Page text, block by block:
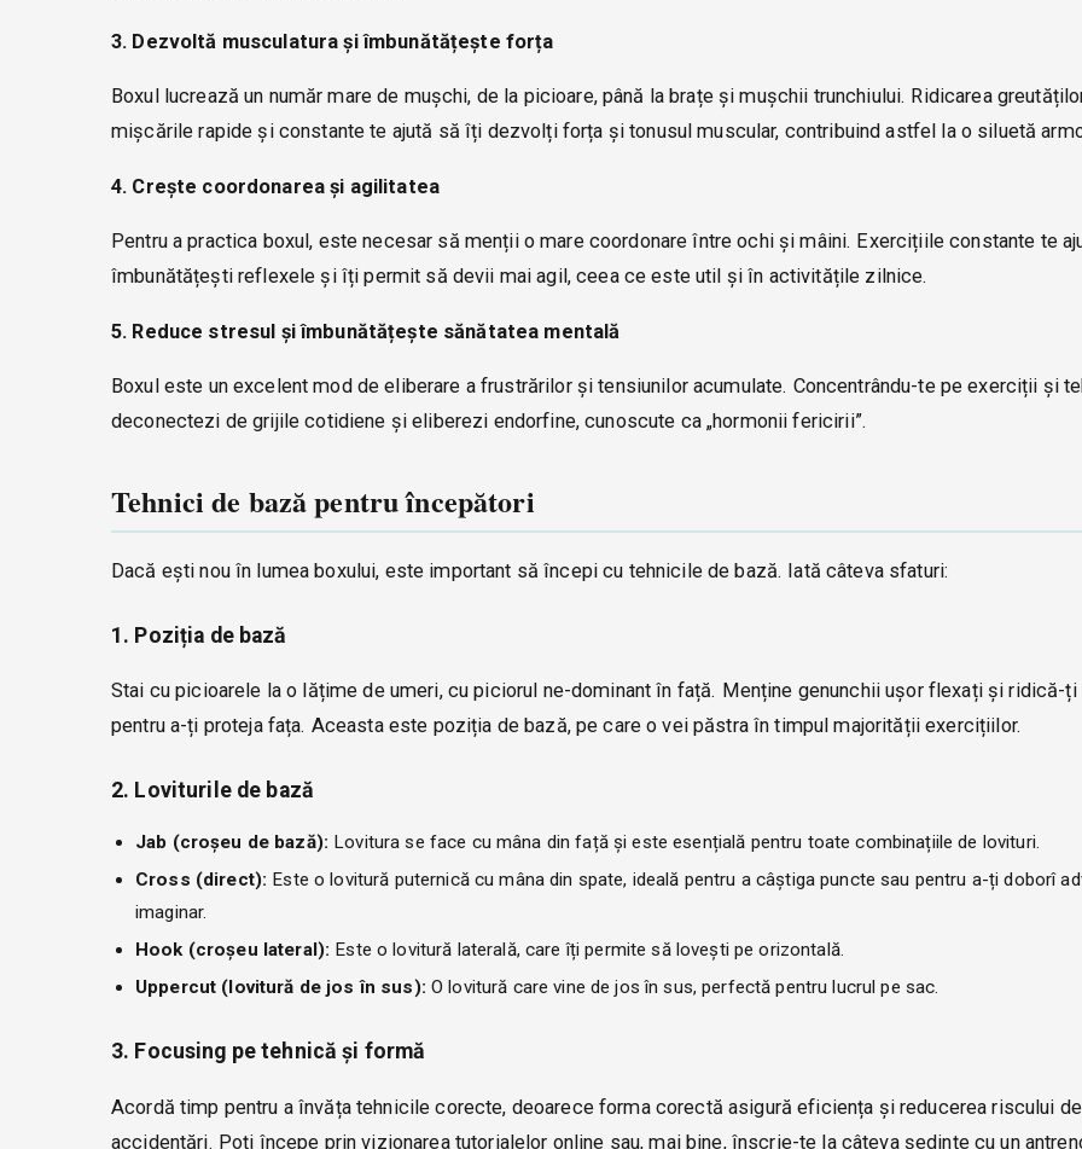
3. Dezvoltă musculatura și îmbunătățește forța
Boxul lucrează un număr mare de mușchi, de la picioare, până la brațe și mușchii trunchiului. Ridicarea
mișcările rapide și constante te ajută să îți dezvolți forța și tonusul muscular, contribuind astfel la o siluetă
4. Crește coordonarea și agilitatea
Pentru a practica boxul, este necesar să menții o mare coordonare între ochi și mâini. Exercițiile constante te
îmbunătățești reflexele și îți permit să devii mai agil, ceea ce este util și în activitățile zilnice.
5. Reduce stresul și îmbunătățește sănătatea mentală
Boxul este un excelent mod de eliberare a frustrărilor și tensiunilor acumulate. Concentrându-te pe exerciții și
deconectezi de grijile cotidiene și eliberezi endorfine, cunoscute ca „hormonii fericirii”.
Tehnici de bază pentru începători
Dacă ești nou în lumea boxului, este important să începi cu tehnicile de bază. Iată câteva sfaturi:
1. Poziția de bază
Stai cu picioarele la o lățime de umeri, cu piciorul ne-dominant în față. Menține genunchii ușor flexați și ridică-ți
pentru a-ți proteja fața. Aceasta este poziția de bază, pe care o vei păstra în timpul majorității exercițiilor.
2. Loviturile de bază
Jab (croșeu de bază): Lovitura se face cu mâna din față și este esențială pentru toate combinațiile de lovituri.
Cross (direct): Este o lovitură puternică cu mâna din spate, ideală pentru a câștiga puncte sau pentru a-ți doborî
imaginar.
Hook (croșeu lateral): Este o lovitură laterală, care îți permite să lovești pe orizontală.
Uppercut (lovitură de jos în sus): O lovitură care vine de jos în sus, perfectă pentru lucrul pe sac.
3. Focusing pe tehnică și formă
Acordă timp pentru a învăța tehnicile corecte, deoarece forma corectă asigură eficiența și reducerea riscului de
accidentări. Poți începe prin vizionarea tutorialelor online sau, mai bine, înscrie-te la câteva ședințe cu un